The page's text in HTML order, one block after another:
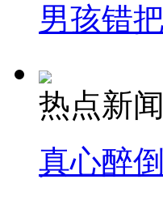
男孩错
热点新闻
真心醉